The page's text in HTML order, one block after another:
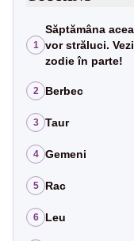
1
Săptămâna
vor străluci.
zodie în parte!
2 Berbec
3 Taur
4 Gemeni
5 Rac
6 Leu